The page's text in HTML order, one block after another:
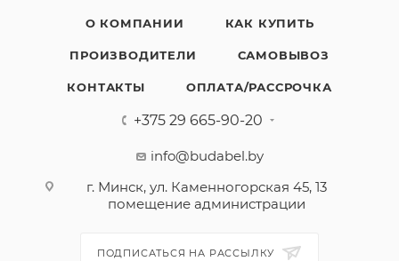
О КОМПАНИИ КАК КУПИТЬ
ПРОИЗВОДИТЕЛИ САМОВЫВОЗ
КОНТАКТЫ ОПЛАТА/РАССРОЧКА
+375 29 665-90-20
info@budabel.by
г. Минск, ул. Каменногорская 45, 13
помещение администрации
ПОДПИСАТЬСЯ НА РАССЫЛКУ